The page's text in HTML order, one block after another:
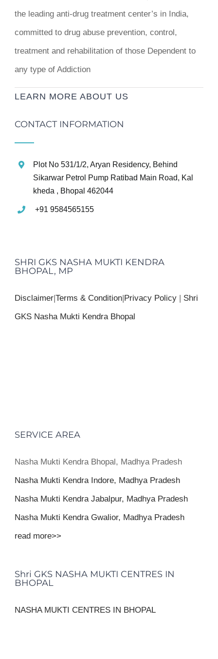
the leading anti-drug treatment center’s in India,
committed to drug abuse prevention, control,
treatment and rehabilitation of those Dependent to
any type of Addiction
LEARN MORE ABOUT US
CONTACT INFORMATION
Plot No 531/1/2, Aryan Residency, Behind
Sikarwar Petrol Pump Ratibad Main Road, Kal
kheda , Bhopal 462044
+91 9584565155
SHRI GKS NASHA MUKTI KENDRA
BHOPAL, MP
Disclaimer|Terms & Condition|Privacy Policy | Shri
GKS Nasha Mukti Kendra Bhopal
SERVICE AREA
Nasha Mukti Kendra Bhopal, Madhya Pradesh
Nasha Mukti Kendra Indore, Madhya Pradesh
Nasha Mukti Kendra Jabalpur, Madhya Pradesh
Nasha Mukti Kendra Gwalior, Madhya Pradesh
read more>>
Shri GKS NASHA MUKTI CENTRES IN
BHOPAL
NASHA MUKTI CENTRES IN BHOPAL